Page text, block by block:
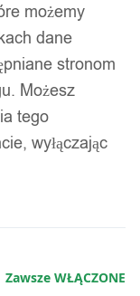
możemy
dane
stronom
Możesz
tego
wyłączając
Zawsze WŁĄCZONE